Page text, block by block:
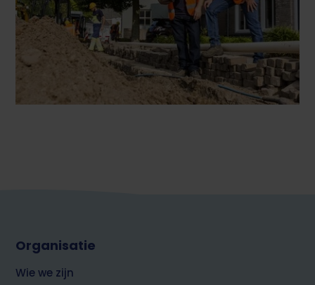
Footer
top
over
Organisatie
Wie we zijn